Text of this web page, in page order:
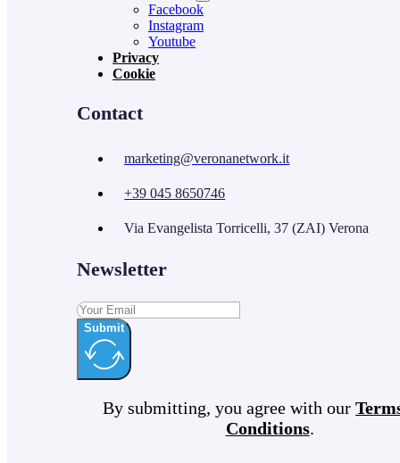
Facebook
Instagram
Youtube
Privacy
Cookie
Contact
marketing@veronanetwork.it
+39 045 8650746
Via Evangelista Torricelli, 37 (ZAI) Verona
Newsletter
Submit
By submitting, you agree with our
Conditions.